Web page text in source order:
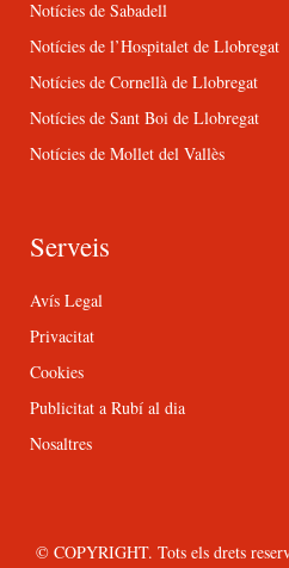
Notícies de Sabadell
Notícies de l’Hospitalet de Llobregat
Notícies de Cornellà de Llobregat
Notícies de Sant Boi de Llobregat
Notícies de Mollet del Vallès
Serveis
Avís Legal
Privacitat
Cookies
Publicitat a Rubí al dia
Nosaltres
© COPYRIGHT. Tots els drets